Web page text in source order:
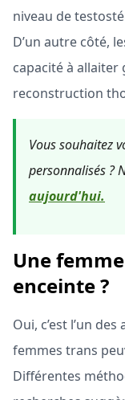
niveau de
D’un autre côté,
capacité à allaiter
reconstruction
Vous souhaitez
personnalisés ?
aujourd'hui.
Une
enceinte ?
Oui, c’est l’un
femmes trans
Différentes